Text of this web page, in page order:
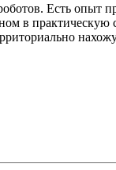
Есть
в